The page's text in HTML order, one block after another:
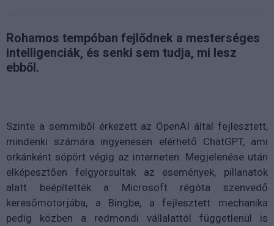
Rohamos tempóban fejlődnek a mesterséges
intelligenciák, és senki sem tudja, mi lesz
ebből.
Szinte a semmiből érkezett az OpenAI által fejlesztett,
mindenki számára ingyenesen elérhető ChatGPT, ami
orkánként söpört végig az interneten. Megjelenése után
elképesztően felgyorsultak az események, pillanatok
alatt beépítették a Microsoft régóta szenvedő
keresőmotorjába, a Bingbe, a fejlesztett mechanika
pedig közben a redmondi vállalattól függetlenül is